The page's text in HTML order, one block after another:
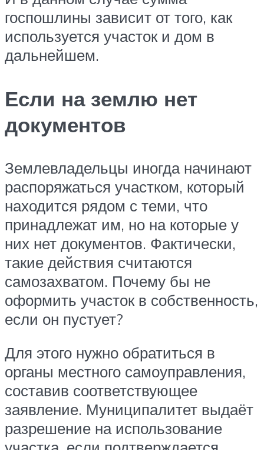
госпошлины зависит от того, как
используется участок и дом в
дальнейшем.
Если на землю нет
документов
Землевладельцы иногда начинают
распоряжаться участком, который
находится рядом с теми, что
принадлежат им, но на которые у
них нет документов. Фактически,
такие действия считаются
самозахватом. Почему бы не
оформить участок в собственность,
если он пустует?
Для этого нужно обратиться в
органы местного самоуправления,
составив соответствующее
заявление. Муниципалитет выдаёт
разрешение на использование